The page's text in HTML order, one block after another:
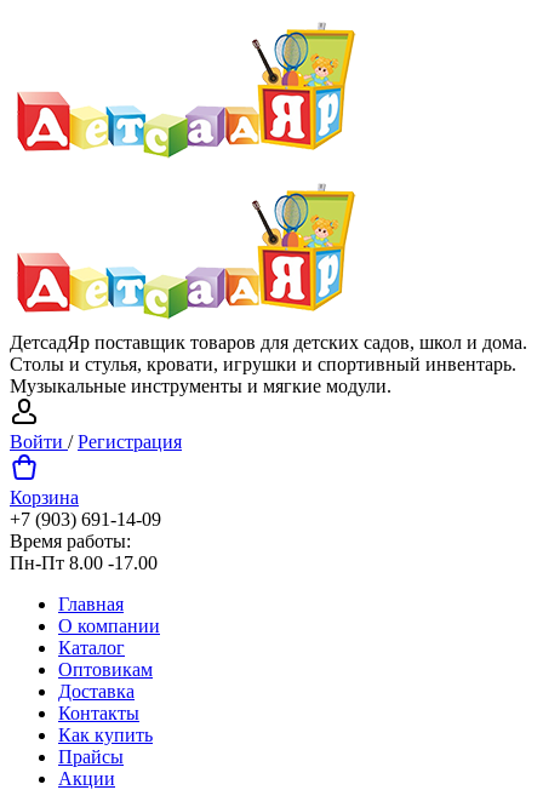
ДетсадЯр поставщик товаров для детских садов, школ и дома.
Столы и стулья, кровати, игрушки и спортивный инвентарь.
Музыкальные инструменты и мягкие модули.
Войти /Регистрация
Корзина
+7 (903) 691-14-09
Время работы:
Пн-Пт 8.00 -17.00
Главная
О компании
Каталог
Оптовикам
Доставка
Контакты
Как купить
Прайсы
Акции